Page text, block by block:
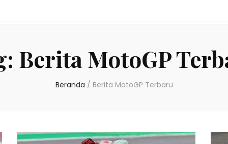
Berita MotoGP
Beranda / Berita MotoGP Terbaru